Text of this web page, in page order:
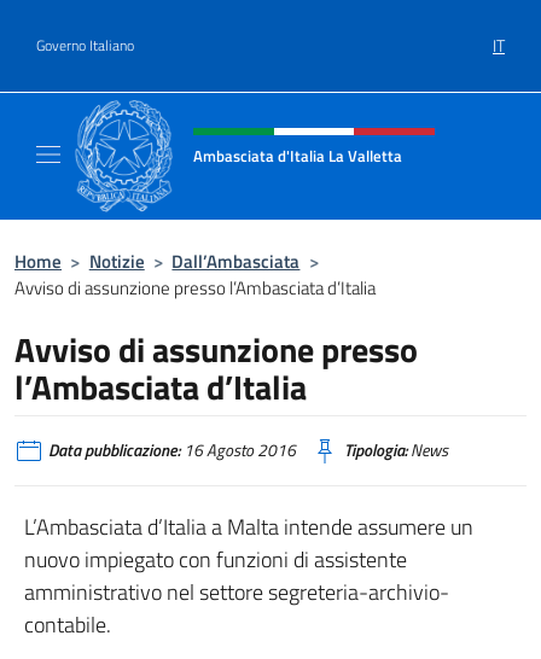
Governo Italiano IT
Intestazione sito, social e menù
Ambasciata d'Italia La Valletta
Home > Notizie > Dall’Ambasciata >
Avviso di assunzione presso l’Ambasciata d’Italia
Avviso di assunzione presso
l’Ambasciata d’Italia
Data pubblicazione:16 Agosto 2016 Tipologia:News
L’Ambasciata d’Italia a Malta intende assumere un
nuovo impiegato con funzioni di assistente
amministrativo nel settore segreteria-archivio-
contabile.